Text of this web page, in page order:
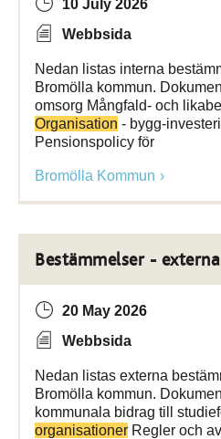
10 July 2026
Webbsida
Nedan listas interna
Bromölla kommun.
omsorg Mångfald- och
Organisation - bygg-
Pensionspolicy för
Bromölla Kommun
Bestämmelser - externa
20 May 2026
Webbsida
Nedan listas externa
Bromölla kommun.
kommunala bidrag till
organisationer Regler och